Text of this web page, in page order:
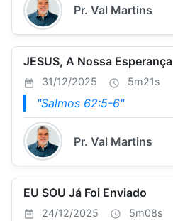
Pr. Val Martins
JESUS, A Nossa Esperança
31/12/2025 5m21s
"Salmos 62:5-6"
Pr. Val Martins
EU SOU Já Foi Enviado
24/12/2025 5m08s